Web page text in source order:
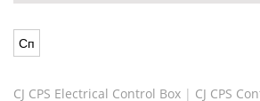
Сп
CJ CPS Electrical Control Box | CJ CPS